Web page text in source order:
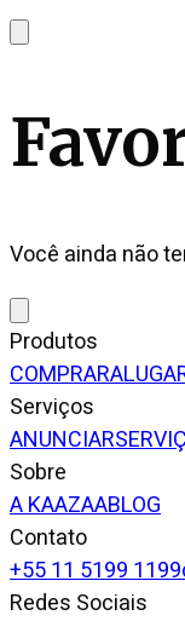
Você ainda não
Produtos
COMPRAR
Serviços
ANUNCIAR
Sobre
A KAAZAABLOG
Contato
+55 11 5199 1199
Redes Sociais